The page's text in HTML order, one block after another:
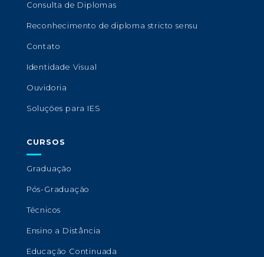
Consulta de Diplomas
Reconhecimento de diploma stricto sensu
Contato
Identidade Visual
Ouvidoria
Soluções para IES
CURSOS
Graduação
Pós-Graduação
Técnicos
Ensino a Distância
Educação Continuada